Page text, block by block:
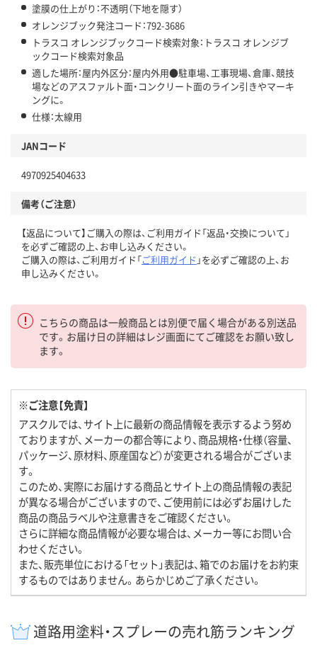
塗膜の仕上がり：不透明（下地を隠す）
オレンジブック発注コード：792-3686
トラスコ オレンジブックコード検索対象：トラスコ オレンジブ
ックコード検索対象品
適した場所：屋内外区分：屋内外用●駐車場、工事現場、倉庫、競技
場などのアスファルト面・コンクリート面のライン引きやマーキ
ングに。
仕様：太線用
JANコード
4970925404633
備考（ご注意）
【返品について】ご購入の際は、ご利用ガイド「返品・交換について」
を必ずご確認の上、お申し込みください。
ご購入の際は、ご利用ガイド「ご利用ガイド 」を必ずご確認の上、お
申し込みください。
こちらの商品は一般商品とは別便で届く場合がある別送品
です。お届け日の詳細はレジ画面にてご確認をお願い致し
ます。
※ご注意【免責】
アスクルでは、サイト上に最新の商品情報を表示するよう努め
ておりますが、メーカーの都合等により、商品規格・仕様（容量、
パッケージ、原材料、原産国など）が変更される場合がございま
す。
このため、実際にお届けする商品とサイト上の商品情報の表記
が異なる場合がございますので、ご使用前には必ずお届けした
商品の商品ラベルや注意書きをご確認ください。
さらに詳細な商品情報が必要な場合は、メーカー等にお問い合
わせください。
また、販売単位における「セット」表記は、箱でのお届けをお約束
するものではありません。あらかじめご了承ください。
道路用塗料・スプレーの売れ筋ランキング